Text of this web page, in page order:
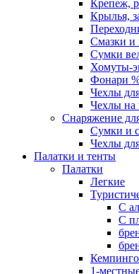
Крепеж,
Крылья,
Смазки и
Сумки
Хомуты-
Фонари
Чехлы
Чехлы
Снаряжение
Сумки и
Чехлы
Палатки и тенты
Палатки
Легкие
С
С
1-